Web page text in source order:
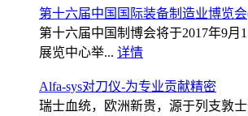
第十六届中国国际装备制造业博览
第十六届中国制博会将于2017年9月
展览中心举... 详情
Alfa-sys对刀仪-为专业贡献精密
瑞士血统，欧洲新贵，源于列支敦